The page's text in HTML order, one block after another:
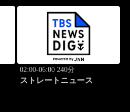
02:00-06:00 240分
ストレートニュース